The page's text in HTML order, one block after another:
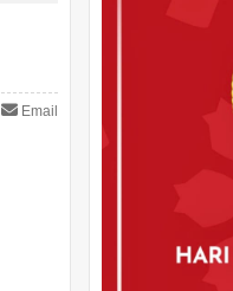
Email